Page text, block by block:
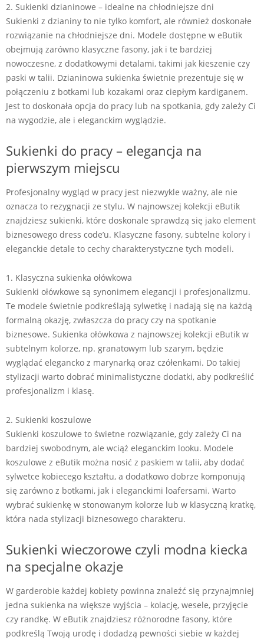
2. Sukienki dzianinowe – idealne na chłodniejsze dni
Sukienki z dzianiny to nie tylko komfort, ale również doskonałe
rozwiązanie na chłodniejsze dni. Modele dostępne w eButik
obejmują zarówno klasyczne fasony, jak i te bardziej
nowoczesne, z dodatkowymi detalami, takimi jak kieszenie czy
paski w talii. Dzianinowa sukienka świetnie prezentuje się w
połączeniu z botkami lub kozakami oraz ciepłym kardiganem.
Jest to doskonała opcja do pracy lub na spotkania, gdy zależy Ci
na wygodzie, ale i eleganckim wyglądzie.
Sukienki do pracy – elegancja na
pierwszym miejscu
Profesjonalny wygląd w pracy jest niezwykle ważny, ale nie
oznacza to rezygnacji ze stylu. W najnowszej kolekcji eButik
znajdziesz sukienki, które doskonale sprawdzą się jako element
biznesowego dress code’u. Klasyczne fasony, subtelne kolory i
eleganckie detale to cechy charakterystyczne tych modeli.
1. Klasyczna sukienka ołówkowa
Sukienki ołówkowe są synonimem elegancji i profesjonalizmu.
Te modele świetnie podkreślają sylwetkę i nadają się na każdą
formalną okazję, zwłaszcza do pracy czy na spotkanie
biznesowe. Sukienka ołówkowa z najnowszej kolekcji eButik w
subtelnym kolorze, np. granatowym lub szarym, będzie
wyglądać elegancko z marynarką oraz czółenkami. Do takiej
stylizacji warto dobrać minimalistyczne dodatki, aby podkreślić
profesjonalizm i klasę.
2. Sukienki koszulowe
Sukienki koszulowe to świetne rozwiązanie, gdy zależy Ci na
bardziej swobodnym, ale wciąż eleganckim looku. Modele
koszulowe z eButik można nosić z paskiem w talii, aby dodać
sylwetce kobiecego kształtu, a dodatkowo dobrze komponują
się zarówno z botkami, jak i eleganckimi loafersami. Warto
wybrać sukienkę w stonowanym kolorze lub w klasyczną kratkę,
która nada stylizacji biznesowego charakteru.
Sukienki wieczorowe czyli modna kiecka
na specjalne okazje
W garderobie każdej kobiety powinna znaleźć się przynajmniej
jedna sukienka na większe wyjścia – kolację, wesele, przyjęcie
czy randkę. W eButik znajdziesz różnorodne fasony, które
podkreślą Twoją urodę i dodadzą pewności siebie w każdej